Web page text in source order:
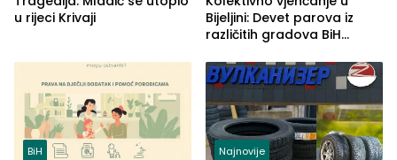
u rijeci Krivaji
Bijeljini: Devet parova iz
različitih gradova BiH
BiH Najnovije